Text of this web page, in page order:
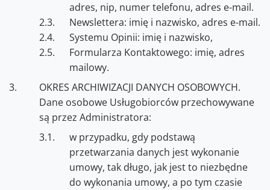
adres, nip, numer telefonu, adres e-mail.
Newslettera: imię i nazwisko, adres e-mail.
Systemu Opinii: imię i nazwisko,
Formularza Kontaktowego: imię, adres
mailowy.
OKRES ARCHIWIZACJI DANYCH OSOBOWYCH.
Dane osobowe Usługobiorców przechowywane
są przez Administratora:
w przypadku, gdy podstawą
przetwarzania danych jest wykonanie
umowy, tak długo, jak jest to niezbędne
do wykonania umowy, a po tym czasie